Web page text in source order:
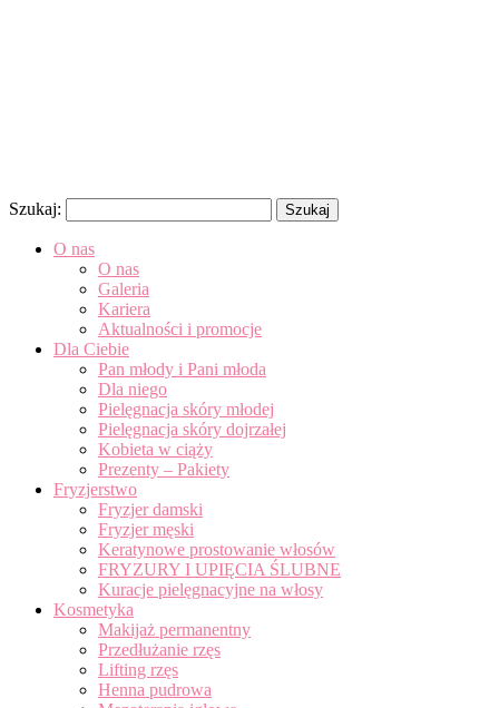
Szukaj:
O nas
O nas
Galeria
Kariera
Aktualności i promocje
Dla Ciebie
Pan młody i Pani młoda
Dla niego
Pielęgnacja skóry młodej
Pielęgnacja skóry dojrzałej
Kobieta w ciąży
Prezenty – Pakiety
Fryzjerstwo
Fryzjer damski
Fryzjer męski
Keratynowe prostowanie włosów
FRYZURY I UPIĘCIA ŚLUBNE
Kuracje pielęgnacyjne na włosy
Kosmetyka
Makijaż permanentny
Przedłużanie rzęs
Lifting rzęs
Henna pudrowa